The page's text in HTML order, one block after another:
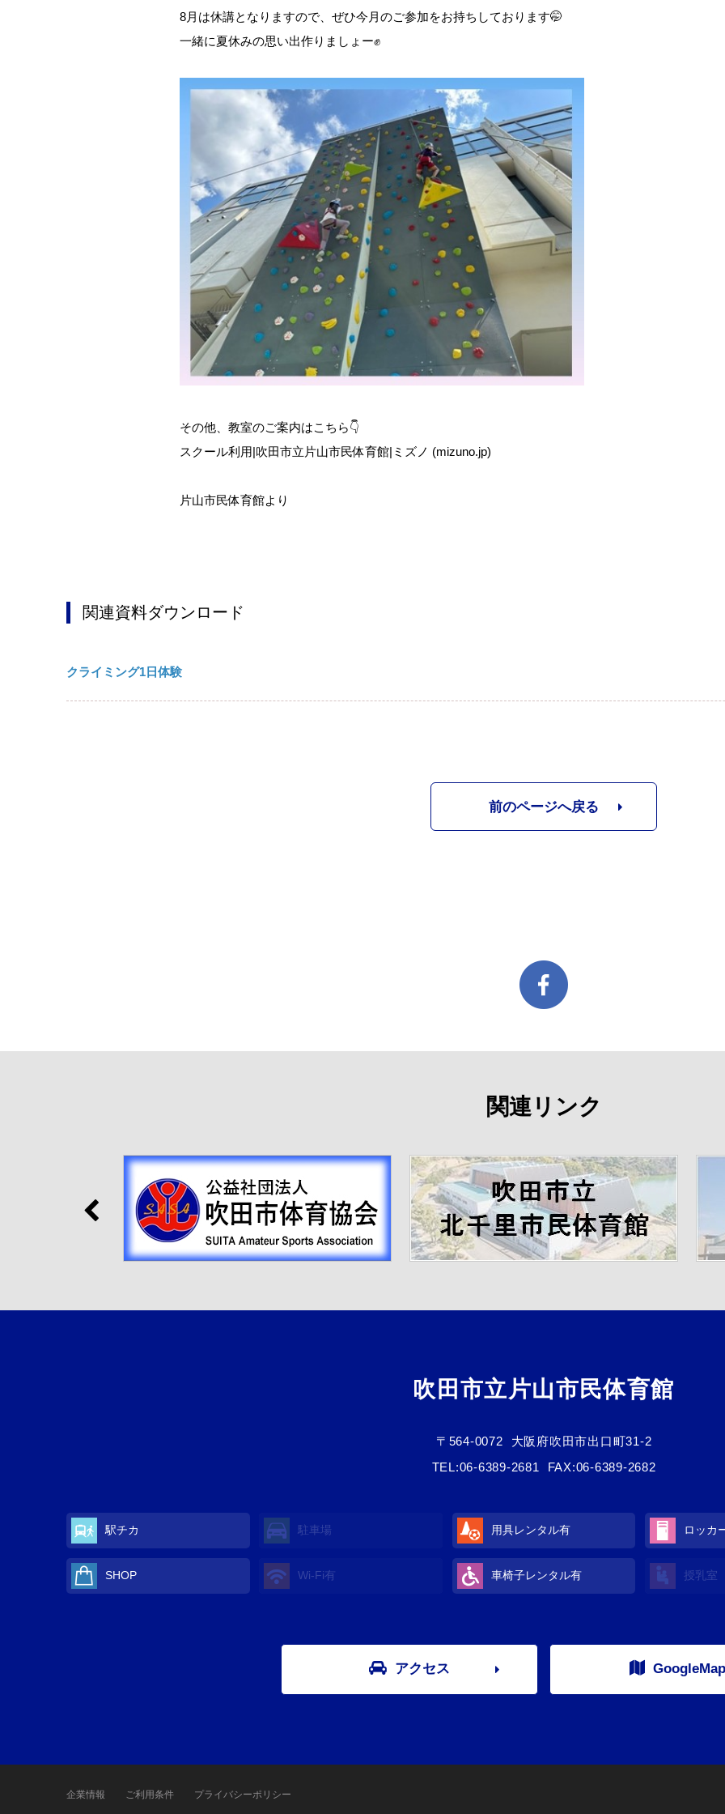
8月は休講となりますので、ぜひ今月のご参加をお持ちしております🤭
一緒に夏休みの思い出作りましょー✊
その他、教室のご案内はこちら👇
スクール利用|吹田市立片山市民体育館|ミズノ (mizuno.jp)
片山市民体育館より
関連資料ダウンロード
クライミング1日体験
前のページへ戻る
関連リンク
吹田市立片山市民体育館
〒564-0072
大阪府吹田市出口町31-2
TEL:06-6389-2681 FAX:06-6389-2682
駅チカ 駐車場 用具レンタル有 ロッカ
SHOP Wi-Fi有 車椅子レンタル有 授乳室
アクセス GoogleMap
企業情報 ご利用条件 プライバシーポリシー